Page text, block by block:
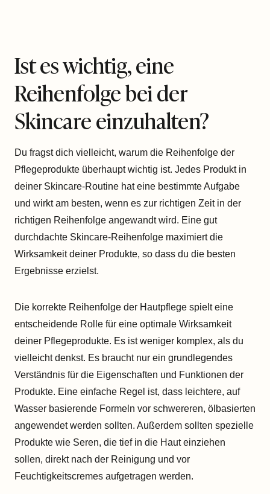
Ist es wichtig, eine
Reihenfolge bei der
Skincare einzuhalten?
Du fragst dich vielleicht, warum die Reihenfolge der
Pflegeprodukte überhaupt wichtig ist. Jedes Produkt in
deiner Skincare-Routine hat eine bestimmte Aufgabe
und wirkt am besten, wenn es zur richtigen Zeit in der
richtigen Reihenfolge angewandt wird. Eine gut
durchdachte Skincare-Reihenfolge maximiert die
Wirksamkeit deiner Produkte, so dass du die besten
Ergebnisse erzielst.
Die korrekte Reihenfolge der Hautpflege spielt eine
entscheidende Rolle für eine optimale Wirksamkeit
deiner Pflegeprodukte. Es ist weniger komplex, als du
vielleicht denkst. Es braucht nur ein grundlegendes
Verständnis für die Eigenschaften und Funktionen der
Produkte. Eine einfache Regel ist, dass leichtere, auf
Wasser basierende Formeln vor schwereren, ölbasierten
angewendet werden sollten. Außerdem sollten spezielle
Produkte wie Seren, die tief in die Haut einziehen
sollen, direkt nach der Reinigung und vor
Feuchtigkeitscremes aufgetragen werden.